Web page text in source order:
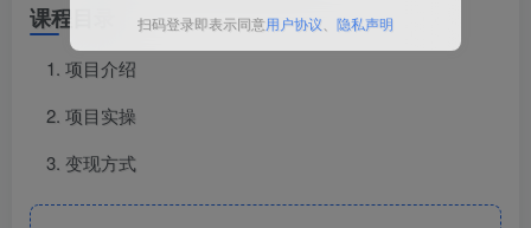
课程目录
项目介绍
项目实操
变现方式
扫码登录即表示同意用户协议、 隐私声明